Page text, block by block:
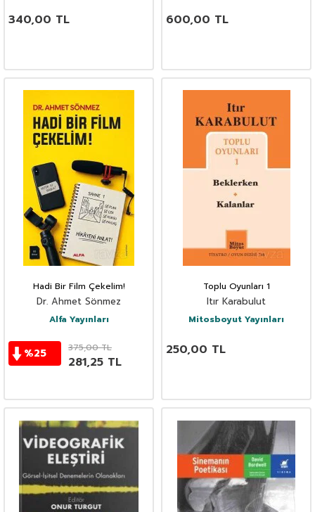
340,00 TL 600,00 TL
Hadi Bir Film Çekelim!
Dr. Ahmet Sönmez
Alfa Yayınları
%25 375,00TL
281,25 TL
Toplu Oyunları 1
Itır Karabulut
Mitosboyut Yayınları
250,00 TL